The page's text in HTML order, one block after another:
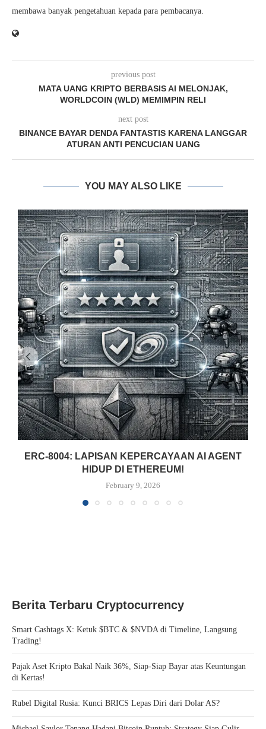
membawa banyak pengetahuan kepada para pembacanya.
previous post
MATA UANG KRIPTO BERBASIS AI MELONJAK,
WORLDCOIN (WLD) MEMIMPIN RELI
next post
BINANCE BAYAR DENDA FANTASTIS KARENA LANGGAR
ATURAN ANTI PENCUCIAN UANG
YOU MAY ALSO LIKE
ERC-8004: LAPISAN KEPERCAYAAN AI AGENT
HIDUP DI ETHEREUM!
February 9, 2026
Berita Terbaru Cryptocurrency
Smart Cashtags X: Ketuk $BTC & $NVDA di Timeline, Langsung
Trading!
Pajak Aset Kripto Bakal Naik 36%, Siap-Siap Bayar atas Keuntungan
di Kertas!
Rubel Digital Rusia: Kunci BRICS Lepas Diri dari Dolar AS?